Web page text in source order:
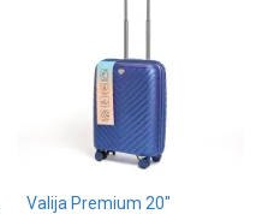
Valija Premium 20"